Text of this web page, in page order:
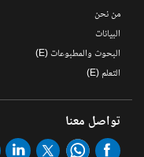
من نحن
البيانات
البحوث والمطبوعات (E)
التعلم (E)
تواصل معنا